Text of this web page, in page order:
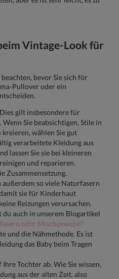
Vintage-Look für
bevor Sie sich für
Pullover oder ein
gilt insbesondere für
Sie beabsichtigen, Stile in
wählen Sie gut
verarbeitete Kleidung aus
lassen Sie sie bei kleineren
und reparieren.
Zusammensetzung.
außerdem so viele Naturfasern
sie für Kinderhaut
Reizungen verursachen.
du auch in unserem Blogartikel
oder Mischgewebe?
und die Nähmethode. Es ist
das Baby beim Tragen
Tochter ab. Wie Sie wissen,
aus der alten Zeit, also